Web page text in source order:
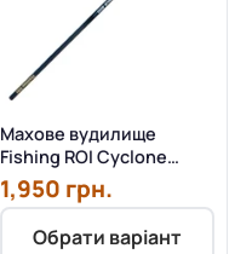
Махове вудилище
Fishing ROI Cyclone
Telepole 6.00 м
1,950 грн.
Обрати варіант